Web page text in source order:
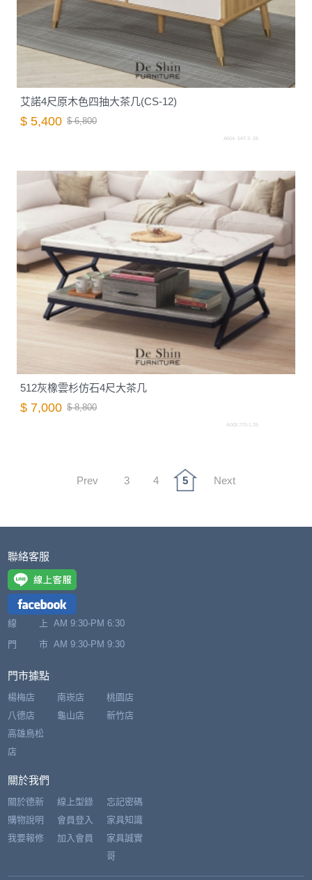
艾諾4尺原木色四抽大茶几(CS-12)
$ 5,400 $ 6,800
A004. 547-3 .26
512灰橡雲杉仿石4尺大茶几
$ 7,000 $ 8,800
A003.770-1.25
Prev 3 4 5 Next
聯絡客服
線 上 AM 9:30-PM 6:30
門 市 AM 9:30-PM 9:30
門市據點
楊梅店
八德店
南崁店
龜山店
桃園店
新竹店
高雄鳥松
店
關於我們
關於德新
購物說明
我要報修
線上型錄
會員登入
加入會員
忘記密碼
家具知識
家具誠實
哥